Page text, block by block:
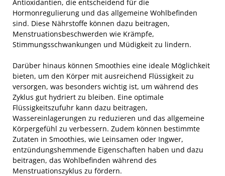
Antioxidantien, die entscheidend für die
Hormonregulierung und das allgemeine Wohlbefinden
sind. Diese Nährstoffe können dazu beitragen,
Menstruationsbeschwerden wie Krämpfe,
Stimmungsschwankungen und Müdigkeit zu lindern.
Darüber hinaus können Smoothies eine ideale Möglichkeit
bieten, um den Körper mit ausreichend Flüssigkeit zu
versorgen, was besonders wichtig ist, um während des
Zyklus gut hydriert zu bleiben. Eine optimale
Flüssigkeitszufuhr kann dazu beitragen,
Wassereinlagerungen zu reduzieren und das allgemeine
Körpergefühl zu verbessern. Zudem können bestimmte
Zutaten in Smoothies, wie Leinsamen oder Ingwer,
entzündungshemmende Eigenschaften haben und dazu
beitragen, das Wohlbefinden während des
Menstruationszyklus zu fördern.